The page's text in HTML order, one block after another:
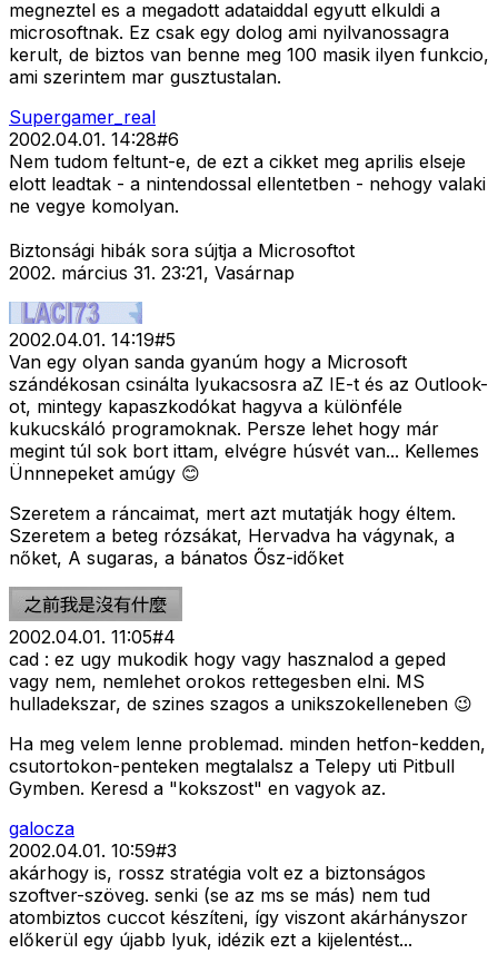
megneztel es a megadott adataiddal egyutt elkuldi a
microsoftnak. Ez csak egy dolog ami nyilvanossagra
kerult, de biztos van benne meg 100 masik ilyen funkcio,
ami szerintem mar gusztustalan.
Supergamer_real
2002.04.01. 14:28#6
Nem tudom feltunt-e, de ezt a cikket meg aprilis elseje
elott leadtak - a nintendossal ellentetben - nehogy valaki
ne vegye komolyan.
Biztonsági hibák sora sújtja a Microsoftot
2002. március 31. 23:21, Vasárnap
2002.04.01. 14:19#5
Van egy olyan sanda gyanúm hogy a Microsoft
szándékosan csinálta lyukacsosra aZ IE-t és az Outlook-
ot, mintegy kapaszkodókat hagyva a különféle
kukucskáló programoknak. Persze lehet hogy már
megint túl sok bort ittam, elvégre húsvét van... Kellemes
Ünnnepeket amúgy 😊
Szeretem a ráncaimat, mert azt mutatják hogy éltem.
Szeretem a beteg rózsákat, Hervadva ha vágynak, a
nőket, A sugaras, a bánatos Ősz-időket
2002.04.01. 11:05#4
cad : ez ugy mukodik hogy vagy hasznalod a geped
vagy nem, nemlehet orokos rettegesben elni. MS
hulladekszar, de szines szagos a unikszokelleneben 😉
Ha meg velem lenne problemad. minden hetfon-kedden,
csutortokon-penteken megtalalsz a Telepy uti Pitbull
Gymben. Keresd a "kokszost" en vagyok az.
galocza
2002.04.01. 10:59#3
akárhogy is, rossz stratégia volt ez a biztonságos
szoftver-szöveg. senki (se az ms se más) nem tud
atombiztos cuccot készíteni, így viszont akárhányszor
előkerül egy újabb lyuk, idézik ezt a kijelentést...